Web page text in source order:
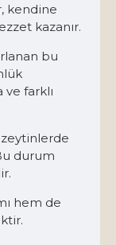
kendine
kazanır.
bu
farklı
durum
hem de